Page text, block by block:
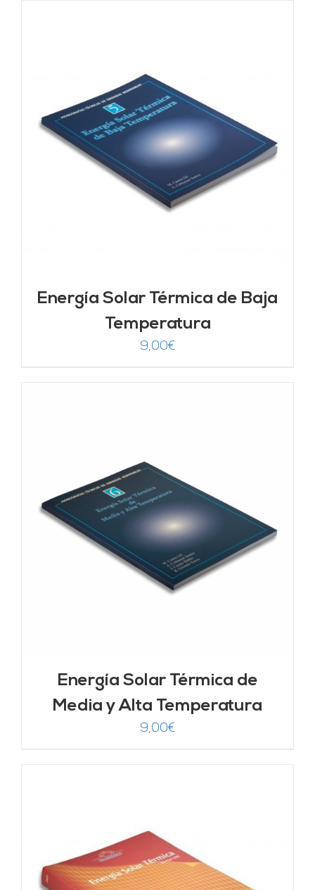
Energía Solar Térmica de Baja
Temperatura
9,00€
Energía Solar Térmica de
Media y Alta Temperatura
9,00€